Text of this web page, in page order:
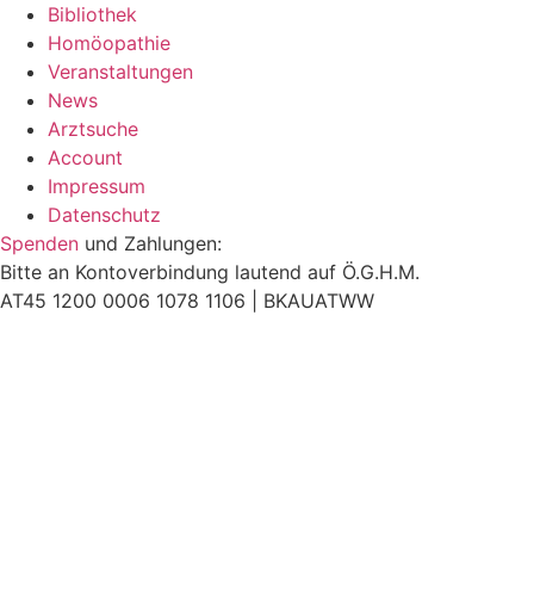
Bibliothek
Homöopathie
Veranstaltungen
News
Arztsuche
Account
Impressum
Datenschutz
Spenden und Zahlungen:
Bitte an Kontoverbindung lautend auf Ö.G.H.M.
AT45 1200 0006 1078 1106 | BKAUATWW